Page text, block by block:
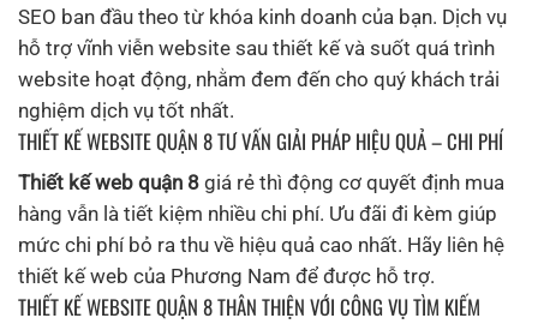
SEO ban đầu theo từ khóa kinh doanh của bạn. Dịch vụ
hỗ trợ vĩnh viễn website sau thiết kế và suốt quá trình
website hoạt động, nhằm đem đến cho quý khách trải
nghiệm dịch vụ tốt nhất.
THIẾT KẾ WEBSITE QUẬN 8 TƯ VẤN GIẢI PHÁP HIỆU QUẢ – CHI PHÍ
Thiết kế web quận 8 giá rẻ thì động cơ quyết định mua
hàng vẫn là tiết kiệm nhiều chi phí. Ưu đãi đi kèm giúp
mức chi phí bỏ ra thu về hiệu quả cao nhất. Hãy liên hệ
thiết kế web của Phương Nam để được hỗ trợ.
THIẾT KẾ WEBSITE QUẬN 8 THÂN THIỆN VỚI CÔNG VỤ TÌM KIẾM